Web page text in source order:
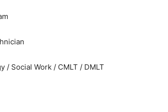
/ Social Work / CMLT / DMLT